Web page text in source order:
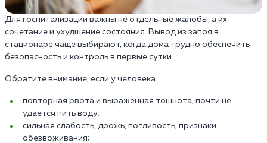
Для госпитализации важны не отдельные жалобы, а их
сочетание и ухудшение состояния. Вывод из запоя в
стационаре чаще выбирают, когда дома трудно обеспечить
безопасность и контроль в первые сутки.
Обратите внимание, если у человека:
повторная рвота и выраженная тошнота, почти не
удаётся пить воду;
сильная слабость, дрожь, потливость, признаки
обезвоживания;